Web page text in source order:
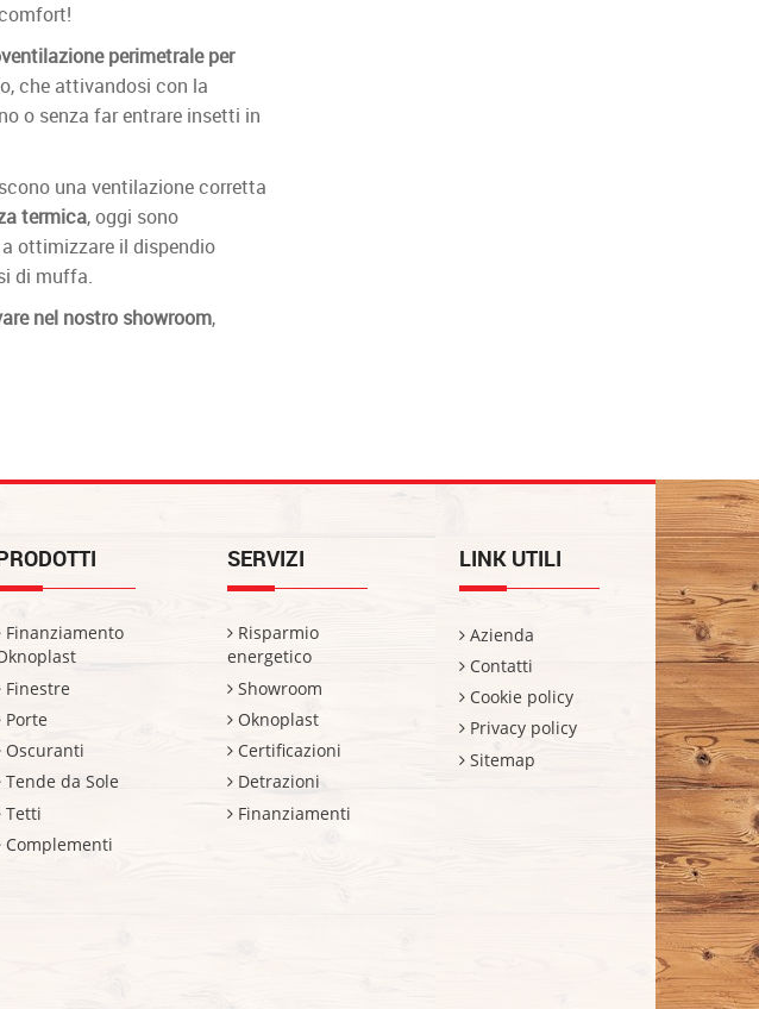
perimetrale per
che attivandosi con la
o senza far entrare insetti in
una ventilazione corretta
termica, oggi sono
ottimizzare il dispendio
di muffa.
nel nostro showroom,
Finanziamento
Finestre
Porte
Oscuranti
Tende da Sole
Tetti
Complementi
SERVIZI
Risparmio
energetico
Showroom
Oknoplast
Certificazioni
Detrazioni
Finanziamenti
LINK UTILI
Azienda
Contatti
Cookie policy
Privacy policy
Sitemap